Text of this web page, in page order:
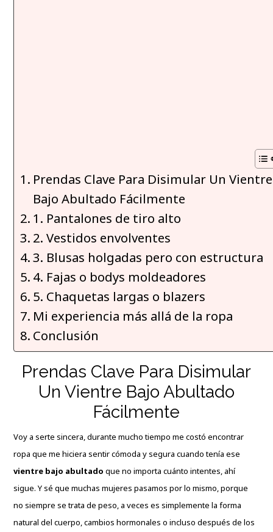
Prendas Clave Para Disimular Un Vientre
Bajo Abultado Fácilmente
1. Pantalones de tiro alto
2. Vestidos envolventes
3. Blusas holgadas pero con estructura
4. Fajas o bodys moldeadores
5. Chaquetas largas o blazers
Mi experiencia más allá de la ropa
Conclusión
Prendas Clave Para Disimular
Un Vientre Bajo Abultado
Fácilmente
Voy a serte sincera, durante mucho tiempo me costó encontrar
ropa que me hiciera sentir cómoda y segura cuando tenía ese
vientre bajo abultado que no importa cuánto intentes, ahí
sigue. Y sé que muchas mujeres pasamos por lo mismo, porque
no siempre se trata de peso, a veces es simplemente la forma
natural del cuerpo, cambios hormonales o incluso después de los